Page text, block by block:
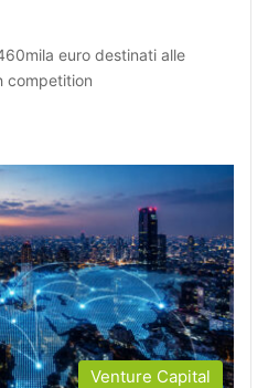
euro destinati alle
competition
Venture Capital